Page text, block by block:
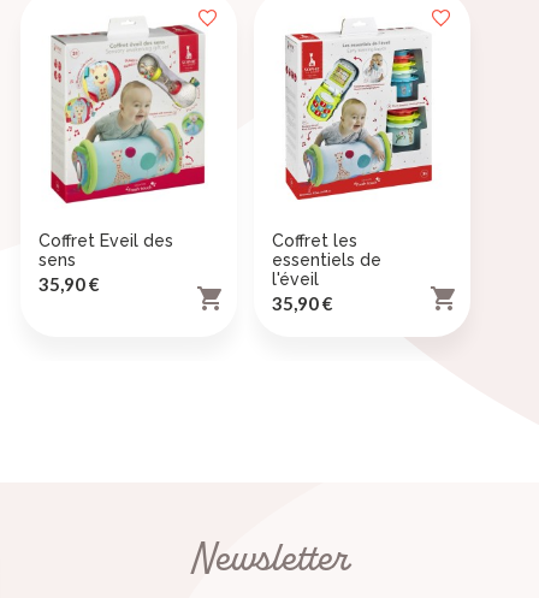
Coffret Eveil des
sens
Prix
35,90 € 
Coffret les
essentiels de
l'éveil
Prix
35,90 € 
Newsletter